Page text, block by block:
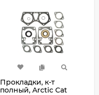
Прокладки, к-т
полный, Arctic Cat